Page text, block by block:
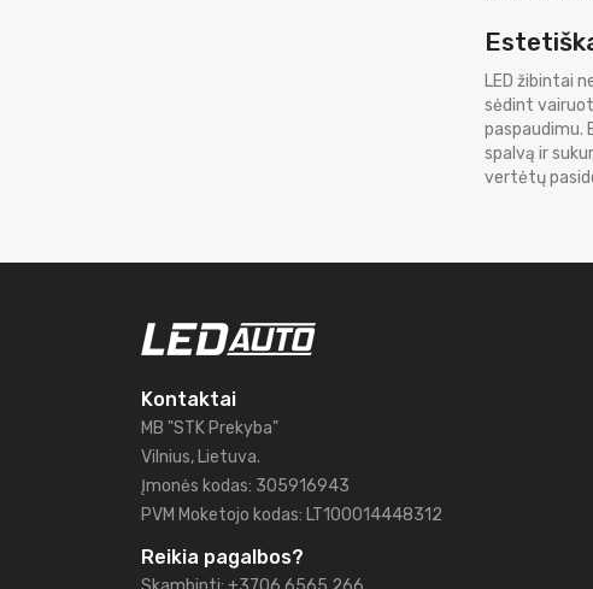
LED žibintai
sėdint
paspaudimu.
spalvą ir
vertėtų
Kontaktai
MB "STK Prekyba"
Vilnius, Lietuva.
Įmonės kodas: 305916943
PVM Moketojo kodas: LT100014448312
Reikia pagalbos?